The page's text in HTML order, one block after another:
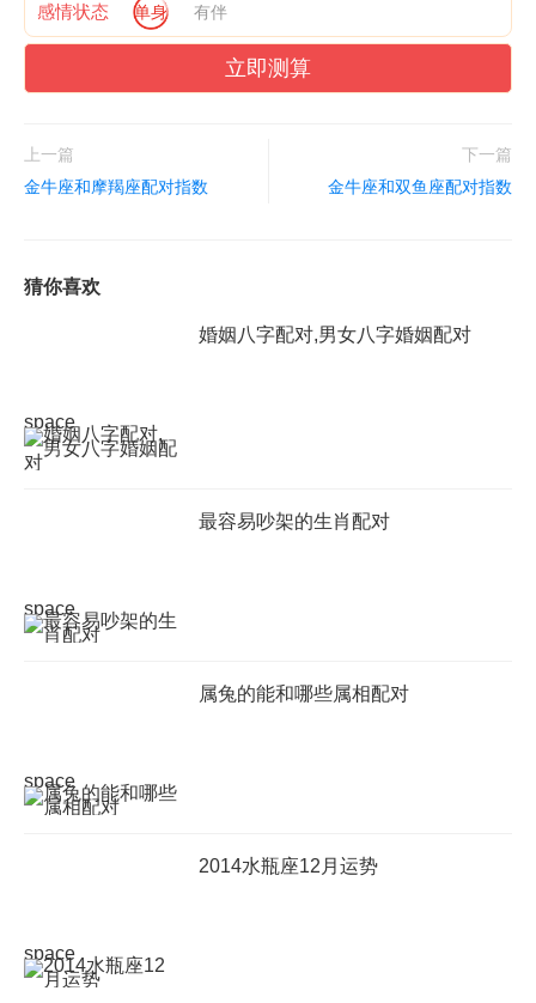
感情状态 单身 有伴
立即测算
上一篇
金牛座和摩羯座配对指数
下一篇
金牛座和双鱼座配对指数
猜你喜欢
space
婚姻八字配对,男女八字婚姻配对
space
最容易吵架的生肖配对
space
属兔的能和哪些属相配对
space
2014水瓶座12月运势